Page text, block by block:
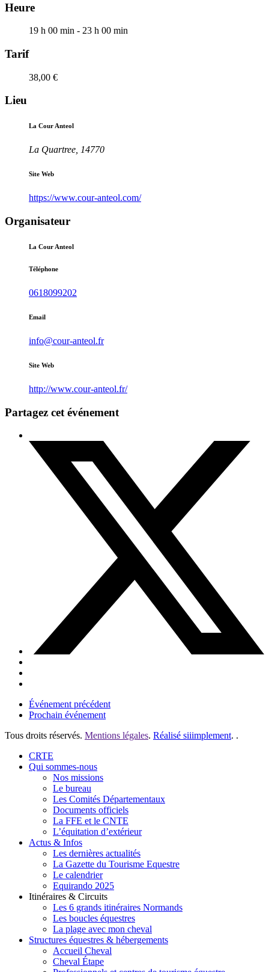
Heure
19 h 00 min - 23 h 00 min
Tarif
38,00 €
Lieu
La Cour Anteol
La Quartree, 14770
Site Web
https://www.cour-anteol.com/
Organisateur
La Cour Anteol
Téléphone
0618099202
Email
info@cour-anteol.fr
Site Web
http://www.cour-anteol.fr/
Partagez cet événement
Événement précédent
Prochain événement
Tous droits réservés. Mentions légales. Réalisé siiimplement. .
Close
Menu
CRTE
Qui sommes-nous
Nos missions
Le bureau
Les Comités Départementaux
Documents officiels
La FFE et le CNTE
L’équitation d’extérieur
Actus & Infos
Les dernières actualités
La Gazette du Tourisme Equestre
Le calendrier
Equirando 2025
Itinéraires & Circuits
Les 6 grands itinéraires Normands
Les boucles équestres
La plage avec mon cheval
Structures équestres & hébergements
Accueil Cheval
Cheval Étape